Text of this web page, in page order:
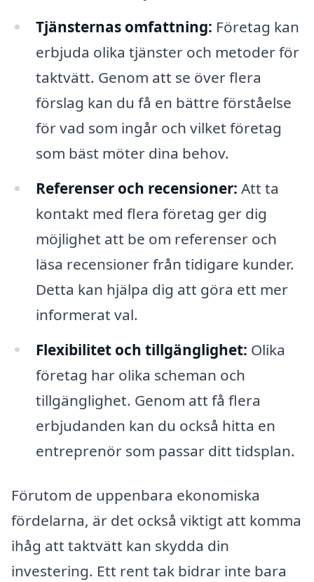
Tjänsternas omfattning: Företag kan
erbjuda olika tjänster och metoder för
taktvätt. Genom att se över flera
förslag kan du få en bättre förståelse
för vad som ingår och vilket företag
som bäst möter dina behov.
Referenser och recensioner: Att ta
kontakt med flera företag ger dig
möjlighet att be om referenser och
läsa recensioner från tidigare kunder.
Detta kan hjälpa dig att göra ett mer
informerat val.
Flexibilitet och tillgänglighet: Olika
företag har olika scheman och
tillgänglighet. Genom att få flera
erbjudanden kan du också hitta en
entreprenör som passar ditt tidsplan.
Förutom de uppenbara ekonomiska
fördelarna, är det också viktigt att komma
ihåg att taktvätt kan skydda din
investering. Ett rent tak bidrar inte bara